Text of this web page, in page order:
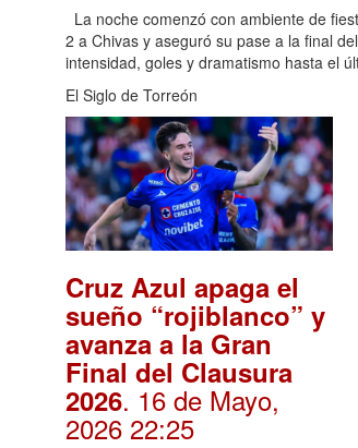
La noche comenzó con ambiente de
2 a Chivas y aseguró su pase a la final
intensidad, goles y dramatismo hasta el
El Siglo de Torreón
Cruz Azul apaga el
sueño “rojiblanco” y
avanza a la Gran
Final del Clausura
2026. 16 de Mayo,
2026 22:25